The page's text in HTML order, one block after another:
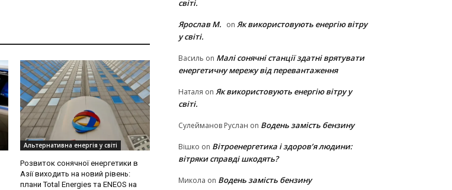
Альтернативна енергія у світі
Розвиток сонячної енергетики в
Азії виходить на новий рівень:
плани Total Energies та ENEOS на
світі.
Ярослав М. on Як використовують енергію вітру
у світі.
Василь on Малі сонячні станції здатні врятувати
енергетичну мережу від перевантаження
Наталя on Як використовують енергію вітру у
світі.
Сулейманов Руслан on Водень замість бензину
Вішко on Вітроенергетика і здоров’я людини:
вітряки cправді шкодять?
Микола on Водень замість бензину